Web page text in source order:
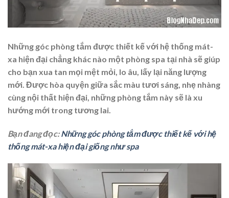
Những góc phòng tắm được thiết kế với hệ thống mát-
xa hiện đại chẳng khác nào một phòng spa tại nhà sẽ giúp
cho bạn xua tan mọi mệt mỏi, lo âu, lấy lại năng lượng
mới. Được hòa quyện giữa sắc màu tươi sáng, nhẹ nhàng
cùng nội thất hiện đại, những phòng tắm này sẽ là xu
hướng mới trong tương lai.
Bạn đang đọc:Những góc phòng tắm được thiết kế với hệ
thống mát-xa hiện đại giống như spa